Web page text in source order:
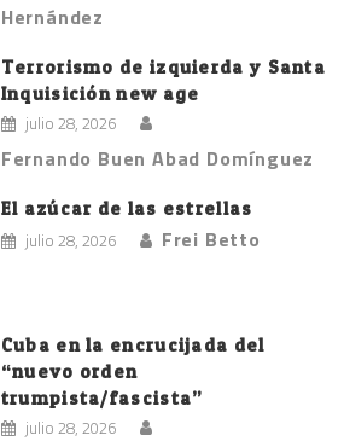
Hernández
Terrorismo de izquierda y Santa
Inquisición new age
julio 28, 2026
Fernando Buen Abad Domínguez
El azúcar de las estrellas
julio 28, 2026 Frei Betto
Cuba en la encrucijada del
“nuevo orden
trumpista/fascista”
julio 28, 2026